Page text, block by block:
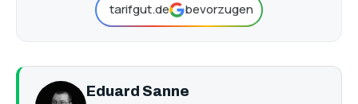
tarifgut.de bevorzugen
Eduard Sanne